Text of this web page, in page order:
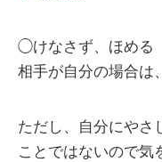
◯けなさず、ほめる
相手が自分の場合は
ただし、自分にやさ
ことではないので気